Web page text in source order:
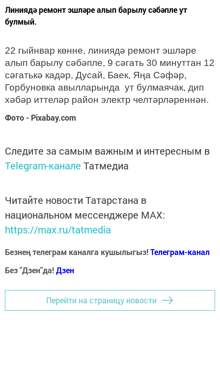
Линиядә ремонт эшләре алып барылу сәбәпле ут
булмый.
22 гыйнвар көнне, линиядә ремонт эшләре
алып барылу сәбәпле, 9 сәгать 30 минуттан 12
сәгатькә кадәр, Дусай, Баек, Яңа Сәфәр,
Горбуновка авылларында ут булмаячак, дип
хәбәр иттеләр район электр челтәрләреннән.
Фото - Pixabay.com
Следите за самым важным и интересным в
Telegram-канале Татмедиа
Читайте новости Татарстана в
национальном мессенджере MАХ:
https://max.ru/tatmedia
Безнең телеграм каналга кушылыгыз!Телеграм-канал
Без "Дзен"да!Дзен
Перейти на страницу новости